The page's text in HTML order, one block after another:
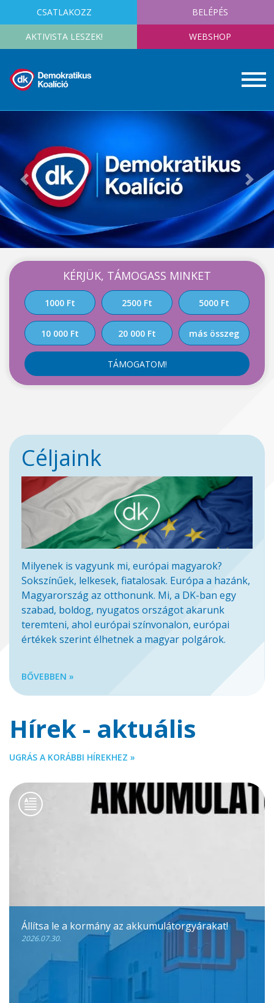
CSATLAKOZZ BELÉPÉS
AKTIVISTA LESZEK! WEBSHOP
Previous Next
KÉRJÜK, TÁMOGASS MINKET
1000 Ft 2500 Ft 5000 Ft
10 000 Ft 20 000 Ft más összeg
TÁMOGATOM!
Céljaink
Milyenek is vagyunk mi, európai magyarok?
Sokszínűek, lelkesek, fiatalosak. Európa a hazánk,
Magyarország az otthonunk. Mi, a DK-ban egy
szabad, boldog, nyugatos országot akarunk
teremteni, ahol európai színvonalon, európai
értékek szerint élhetnek a magyar polgárok.
BŐVEBBEN »
Hírek - aktuális
UGRÁS A KORÁBBI HÍREKHEZ »
Állítsa le a kormány az akkumulátorgyárakat!
2026.07.30.